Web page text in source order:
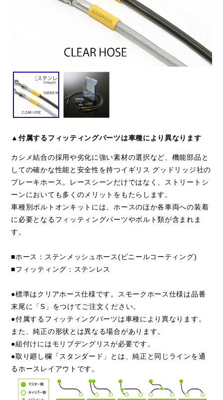
▲付属するフィッティングパーツは車種により異なります
カシメ結合の採用や劣化に強い素材の選択など、機能部品と
しての確かな性能と安全性を持つイギリス グッドリッジ社の
ブレーキホース。レースシーンだけではなく、ストリートシ
ーンにおいても多くのメリットをもたらします。
車種別ボルトオンキットには、ホースのほか各車両への装着
に必要となるフィッティングパーツやボルト類が含まれま
す。
■ホース：ステンメッシュホース(ビニールコーティング)
■フィッティング：ステンレス
●標準はクリアホース仕様です。スモークホース仕様は品番
末尾に「S」をつけてご注文ください。
●付属するフィッティングパーツは車種により異なります。
また、純正の形状とは異なる場合があります。
●組付けにはモリブデングリスが必要です。
●取り廻し欄「スタンダード」とは、純正と同じラインを通
るホースレイアウトです。